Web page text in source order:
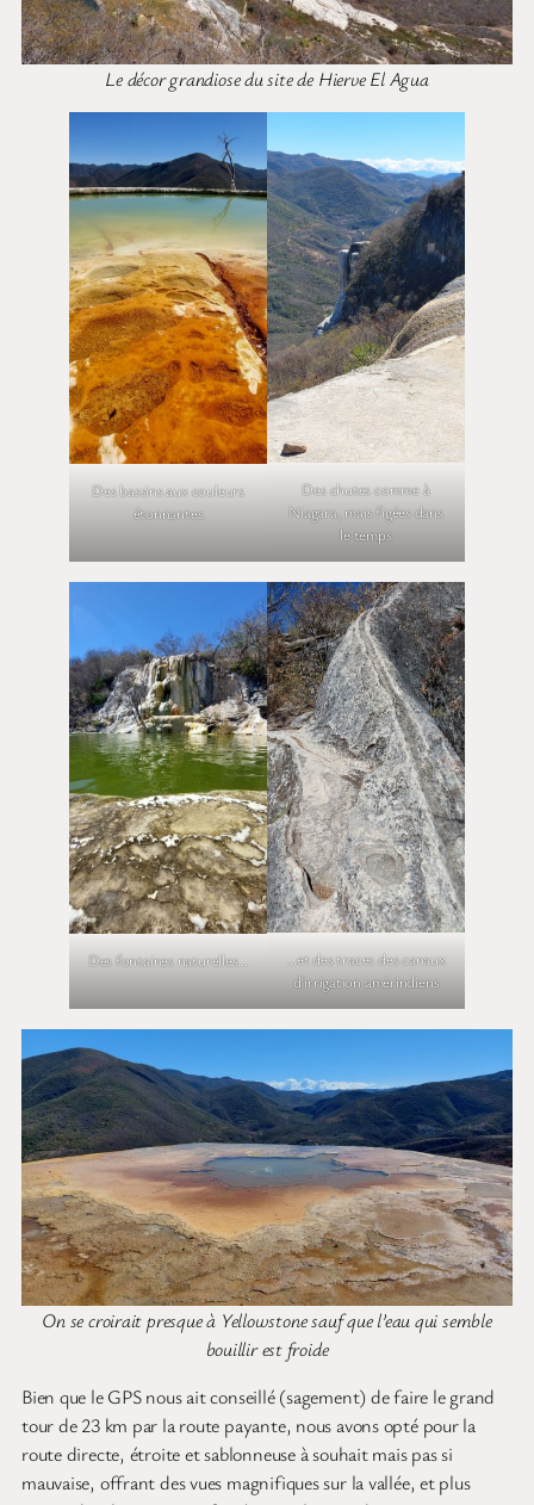
Le décor grandiose du site de Hierve El Agua
Des bassins aux couleurs
étonnantes
Des chutes comme à
Niagara, mais figées dans
le temps
Des fontaines naturelles…
…et des traces des canaux
d’irrigation amérindiens
On se croirait presque à Yellowstone sauf que l’eau qui semble
bouillir est froide
Bien que le GPS nous ait conseillé (sagement) de faire le grand
tour de 23 km par la route payante, nous avons opté pour la
route directe, étroite et sablonneuse à souhait mais pas si
mauvaise, offrant des vues magnifiques sur la vallée, et plus